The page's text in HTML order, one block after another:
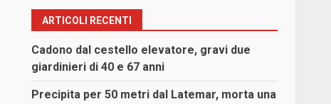
ARTICOLI RECENTI
Cadono dal cestello elevatore, gravi due
giardinieri di 40 e 67 anni
Precipita per 50 metri dal Latemar, morta una